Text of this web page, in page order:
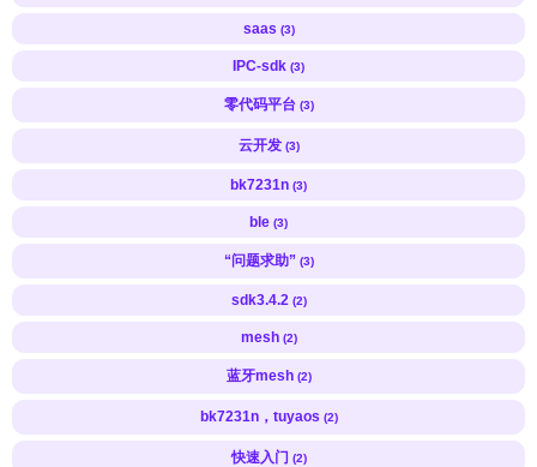
saas (3)
IPC-sdk (3)
零代码平台 (3)
云开发 (3)
bk7231n (3)
ble (3)
“问题求助” (3)
sdk3.4.2 (2)
mesh (2)
蓝牙mesh (2)
bk7231n，tuyaos (2)
快速入门 (2)